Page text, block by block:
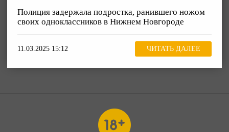
Полиция задержала подростка, ранившего ножом
своих одноклассников в Нижнем Новгороде
11.03.2025 15:12 ЧИТАТЬ ДАЛЕЕ